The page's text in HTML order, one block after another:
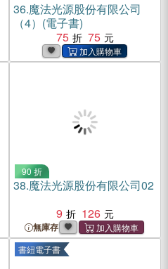
36.魔法光源股份有限公司
（4）(電子書)
75
75
90 折
38.魔法光源股份有限公司02
9
126
無庫存
書紐電子書